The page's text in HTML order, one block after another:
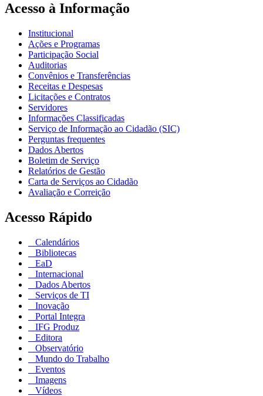
Acesso à Informação
Institucional
Ações e Programas
Participação Social
Auditorias
Convênios e Transferências
Receitas e Despesas
Licitações e Contratos
Servidores
Informações Classificadas
Serviço de Informação ao Cidadão (SIC)
Perguntas frequentes
Dados Abertos
Boletim de Serviço
Relatórios de Gestão
Carta de Serviços ao Cidadão
Avaliação e Correição
Acesso Rápido
Calendários
Bibliotecas
EaD
Internacional
Dados Abertos
Serviços de TI
Inovação
Portal Integra
IFG Produz
Editora
Observatório
Mundo do Trabalho
Eventos
Imagens
Vídeos